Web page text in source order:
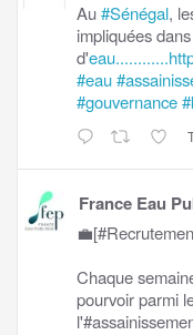
Au#Sénégal,
impliquées
d'
#eau
#gouvernance
France Eau
Chaque
pourvoir parmi